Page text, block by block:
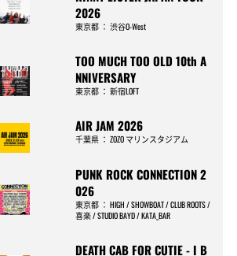
2026
東京都 ：渋谷O-West
TOO MUCH TOO OLD 10th A
NNIVERSARY
東京都 ：新宿LOFT
AIR JAM 2026
千葉県 ：ZOZO マリンスタジアム
PUNK ROCK CONNECTION 2
026
東京都 ：HIGH / SHOWBOAT / CLUB ROOTS /
喜楽 / STUDIO BAYD / KATA_BAR
DEATH CAB FOR CUTIE - I B